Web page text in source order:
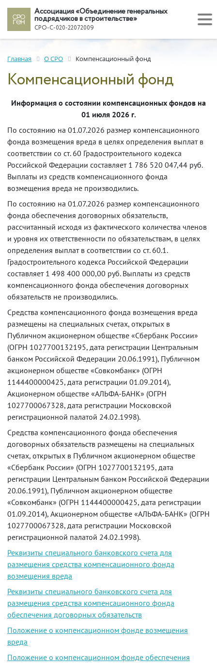
Ассоциация «Объединение генеральных
подрядчиков в строительстве»
СРО-С-020-22072009
Главная О СРО Компенсационный фонд
Компенсационный фонд
Информация о состоянии компенсационных фондов на
01 июля 2026 г.
По состоянию на 01.07.2026 размер компенсационного
фонда возмещения вреда в целях определения выплат в
соответствии со ст. 60 Градостроительного кодекса
Российской Федерации составляет 1 786 520 047,44 руб.
Выплаты из средств компенсационного фонда
возмещения вреда не производились.
По состоянию на 01.07.2026 размер компенсационного
фонда обеспечения договорных обязательств,
рассчитанный исходя из фактического количества членов
и уровня их ответственности по обязательствам, в целях
определения выплат в соответствии со ст. 60.1.
Градостроительного кодекса Российской Федерации
составляет 1 498 400 000,00 руб. Выплаты из средств
компенсационного фонда обеспечения договорных
обязательств не производились.
Средства компенсационного фонда возмещения вреда
размещены на специальных счетах, открытых в
Публичном акционерном обществе «Сбербанк России»
(ОГРН 1027700132195, дата регистрации Центральным
банком Российской Федерации 20.06.1991), Публичном
акционерном обществе «Совкомбанк» (ОГРН
1144400000425, дата регистрации 01.09.2014),
Акционерном обществе «АЛЬФА-БАНК» (ОГРН
1027700067328, дата регистрации Московской
регистрационной палатой 24.02.1998).
Средства компенсационного фонда обеспечения
договорных обязательств размещены на специальных
счетах, открытых в Публичном акционерном обществе
«Сбербанк России» (ОГРН 1027700132195, дата
регистрации Центральным банком Российской Федерации
20.06.1991), Публичном акционерном обществе
«Совкомбанк» (ОГРН 1144400000425, дата регистрации
01.09.2014), Акционерном обществе «АЛЬФА-БАНК» (ОГРН
1027700067328, дата регистрации Московской
регистрационной палатой 24.02.1998).
Реквизиты специального банковского счета для
размещения средства компенсационного фонда
возмещения вреда
Реквизиты специального банковского счета для
размещения средства компенсационного фонда
обеспечения договорных обязательств
Положение о компенсационном фонде возмещения
вреда
Положение о компенсационном фонде обеспечения